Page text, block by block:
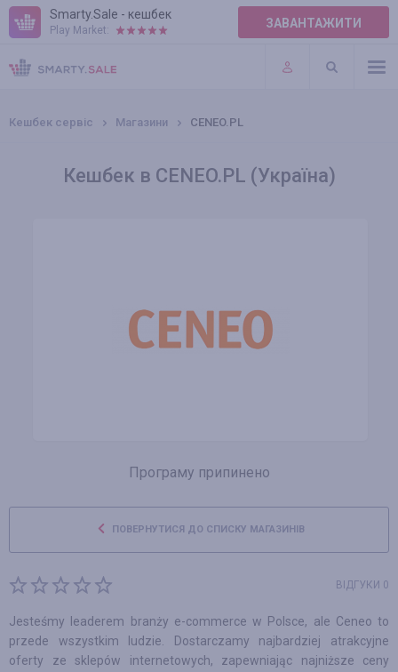
Smarty.Sale - кешбек
Play Market: ЗАВАНТАЖИТИ
ПРАВИЛА
ПЛАГІНИ
Кешбек сервіс Магазини CENEO.PL
Кешбек в CENEO.PL (Україна)
Програму припинено
ПОВЕРНУТИСЯ ДО СПИСКУ МАГАЗИНІВ
ВІДГУКИ 0
Jesteśmy leaderem branży e-commerce w Polsce, ale Ceneo to
przede wszystkim ludzie. Dostarczamy najbardziej atrakcyjne
oferty ze sklepów internetowych, zapewniając najniższe ceny